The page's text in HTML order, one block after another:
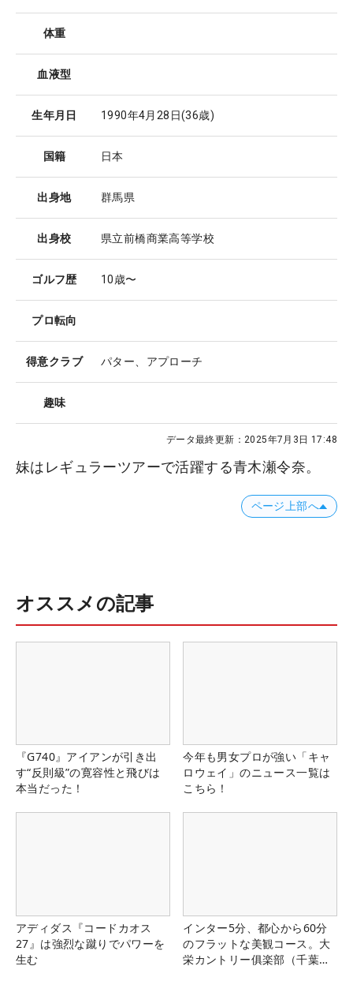
体重
血液型
生年月日 1990年4月28日(36歳)
国籍 日本
出身地 群馬県
出身校 県立前橋商業高等学校
ゴルフ歴 10歳〜
プロ転向
得意クラブ パター、アプローチ
趣味
データ最終更新： 2025年7月3日 17:48
妹はレギュラーツアーで活躍する青木瀬令奈。
ページ上部へ
オススメの記事
『G740』アイアンが引き出
す“反則級”の寛容性と飛びは
本当だった！
今年も男女プロが強い「キャ
ロウェイ」のニュース一覧は
こちら！
アディダス『コードカオス
27』は強烈な蹴りでパワーを
生む
インター5分、都心から60分
のフラットな美観コース。大
栄カントリー俱楽部（千葉